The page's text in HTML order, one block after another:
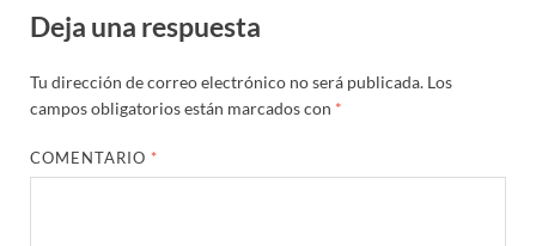
Deja una respuesta
Tu dirección de correo electrónico no será publicada. Los
campos obligatorios están marcados con *
COMENTARIO *